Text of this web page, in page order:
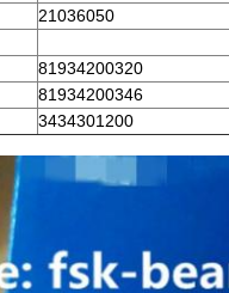
21036050
81934200320
81934200346
3434301200